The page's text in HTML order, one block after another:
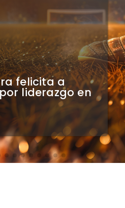
analiza
Colo Colo